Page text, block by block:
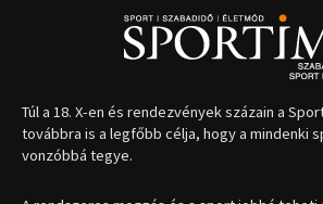
Túl a 18. X-en és rendezvények százain a
továbbra is a legfőbb célja, hogy a mindenki
vonzóbbá tegye.